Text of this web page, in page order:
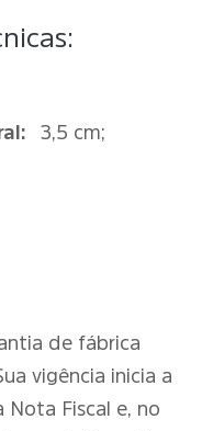
3,5 cm;
de fábrica
vigência inicia a
Fiscal e, no